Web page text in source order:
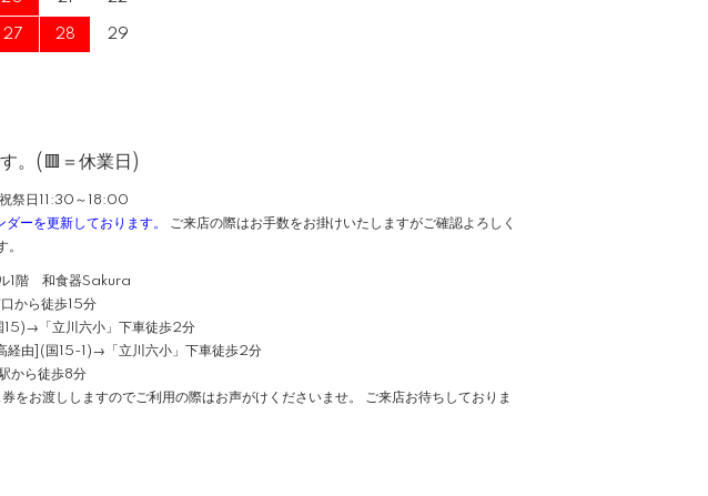
27 28 29
。(🟥＝休業日)
祭日11:30～18:00
ーを更新しております。
ご来店の際はお手数をお掛けいたしますがご確認よろしく
。
ル1階 和食器Sakura
から徒歩15分
15)→「立川六小」下車徒歩2分
由](国15-1)→「立川六小」下車徒歩2分
から徒歩8分
お渡ししますのでご利用の際はお声がけくださいませ。 ご来店お待ちしておりま